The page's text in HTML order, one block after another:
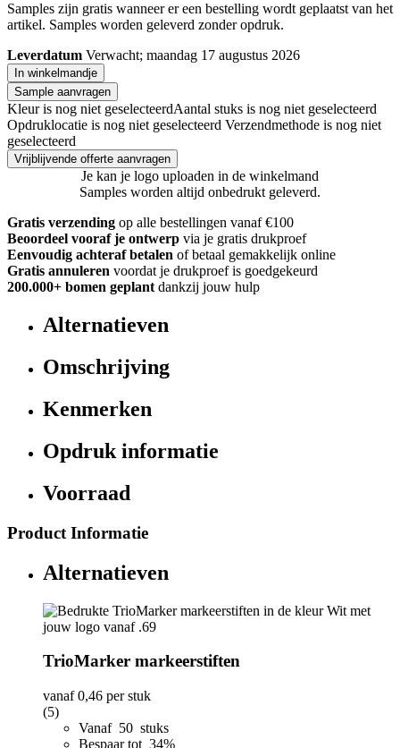
Samples zijn gratis wanneer er een bestelling wordt geplaatst van het
artikel. Samples worden geleverd zonder opdruk.
Leverdatum Verwacht; maandag 17 augustus 2026
In winkelmandje
Sample aanvragen
Kleur is nog niet geselecteerdAantal stuks is nog niet geselecteerd
Opdruklocatie is nog niet geselecteerd Verzendmethode is nog niet
geselecteerd
Vrijblijvende offerte aanvragen
Je kan je logo uploaden in de winkelmand
Samples worden altijd onbedrukt geleverd.
Gratis verzending op alle bestellingen vanaf €100
Beoordeel vooraf je ontwerp via je gratis drukproef
Eenvoudig achteraf betalen of betaal gemakkelijk online
Gratis annuleren voordat je drukproef is goedgekeurd
200.000+ bomen geplant dankzij jouw hulp
Alternatieven
Omschrijving
Kenmerken
Opdruk informatie
Voorraad
Product Informatie
Alternatieven
TrioMarker markeerstiften
vanaf0,46 per stuk
(5)
Vanaf 50 stuks
Bespaar tot 34%